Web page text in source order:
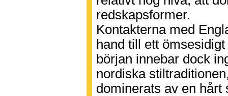
redskapsformer.
Kontakterna med
hand till ett
början innebar dock
nordiska
dominerats av en